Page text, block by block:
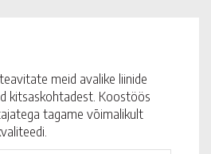
meid avalike liinide
kitsaskohtadest. Koostöös
tagame võimalikult